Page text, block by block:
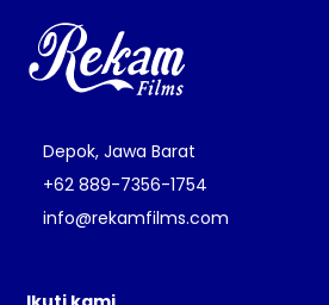
Depok, Jawa Barat
+62 889-7356-1754
info@rekamfilms.com